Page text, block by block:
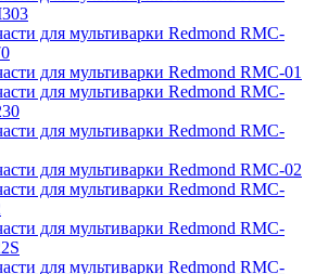
для мультиварки Redmond RMC-
для мультиварки Redmond RMC-01
для мультиварки Redmond RMC-
для мультиварки Redmond RMC-
для мультиварки Redmond RMC-02
для мультиварки Redmond RMC-
для мультиварки Redmond RMC-
для мультиварки Redmond RMC-